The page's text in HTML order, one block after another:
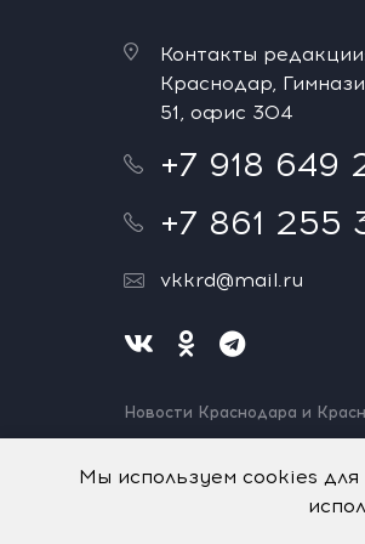
Контакты
Краснодар,
51, офис 304
+7 918 649
+7 861 255
vkkrd@mail.ru
Новости Краснодара и
Нашли ошибку? Выделите и
Мы используем cookies